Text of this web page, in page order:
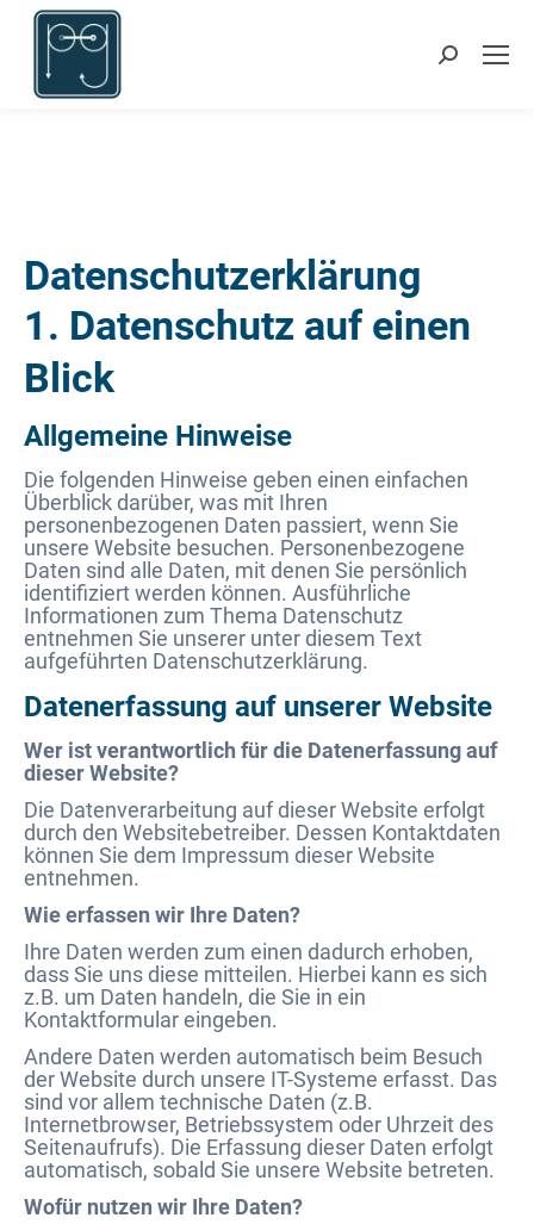
Datenschutzerklärung
1. Datenschutz auf einen
Blick
Allgemeine Hinweise
Die folgenden Hinweise geben einen einfachen
Überblick darüber, was mit Ihren
personenbezogenen Daten passiert, wenn Sie
unsere Website besuchen. Personenbezogene
Daten sind alle Daten, mit denen Sie persönlich
identifiziert werden können. Ausführliche
Informationen zum Thema Datenschutz
entnehmen Sie unserer unter diesem Text
aufgeführten Datenschutzerklärung.
Datenerfassung auf unserer Website
Wer ist verantwortlich für die Datenerfassung auf
dieser Website?
Die Datenverarbeitung auf dieser Website erfolgt
durch den Websitebetreiber. Dessen Kontaktdaten
können Sie dem Impressum dieser Website
entnehmen.
Wie erfassen wir Ihre Daten?
Ihre Daten werden zum einen dadurch erhoben,
dass Sie uns diese mitteilen. Hierbei kann es sich
z.B. um Daten handeln, die Sie in ein
Kontaktformular eingeben.
Andere Daten werden automatisch beim Besuch
der Website durch unsere IT-Systeme erfasst. Das
sind vor allem technische Daten (z.B.
Internetbrowser, Betriebssystem oder Uhrzeit des
Seitenaufrufs). Die Erfassung dieser Daten erfolgt
automatisch, sobald Sie unsere Website betreten.
Wofür nutzen wir Ihre Daten?